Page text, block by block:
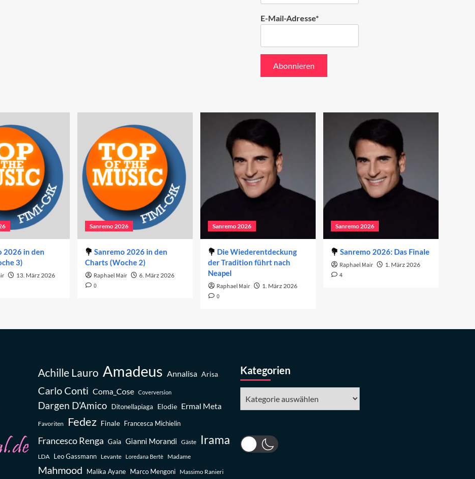
E-Mail-Adresse*
2026 in den
3)
13. März 2026
Sanremo 2026
Sanremo 2026 in den
Charts (Woche 2)
Raphael Mair 6. März 2026
0
Sanremo 2026
Die Wiederentdeckung
der Tradition führt nach
Neapel
Raphael Mair 1. März 2026
0
Sanremo 2026
Sanremo 2026: Das Finale
Raphael Mair 1. März 2026
4
Achille Lauro Amadeus Annalisa Arisa
Carlo Conti Coma_Cose Coverversion
Dargen D’Amico Ditonellapiaga Elodie Ermal Meta
Favoriten Fedez Finale Francesca Michielin
Francesco Renga Gaia Gianni Morandi Gäste Irama
LDA Leo Gassmann Levante Loredana Bertè Madame
Mahmood Malika Ayane Marco Mengoni Massimo Ranieri
Kategorien